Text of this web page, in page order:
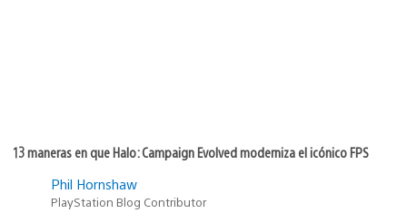
13 maneras en que Halo: Campaign Evolved moderniza el icónico FPS
Phil Hornshaw
PlayStation Blog Contributor